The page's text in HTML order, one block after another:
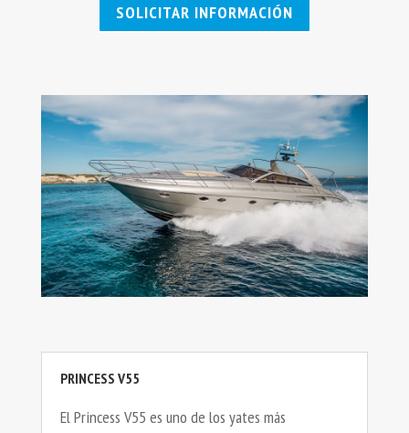
SOLICITAR INFORMACIÓN
PRINCESS V55
El Princess V55 es uno de los yates más